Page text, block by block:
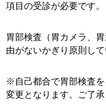
項目の受診が必要です。
胃部検査（胃カメラ、
由がないかぎり原則し
※自己都合で胃部検査
変更となります。ご了承